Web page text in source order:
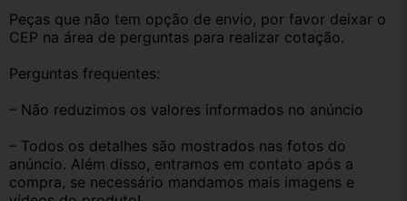
Peças que não tem opção de envio, por favor deixar o
CEP na área de perguntas para realizar cotação.
Perguntas frequentes:
– Não reduzimos os valores informados no anúncio
– Todos os detalhes são mostrados nas fotos do
anúncio. Além disso, entramos em contato após a
compra, se necessário mandamos mais imagens e